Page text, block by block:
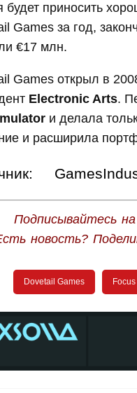
будет приносить
Games за год,
€17 млн.
Games открыл в
Electronic Arts.
и делала
и расширила
Подписывайтесь
новость?
Dovetail Games